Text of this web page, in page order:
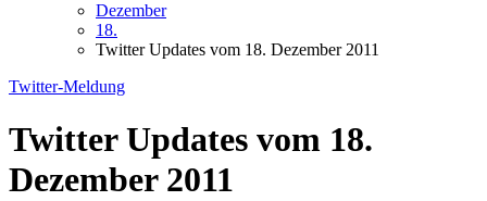
Dezember
18.
Twitter Updates vom 18. Dezember 2011
Twitter-Meldung
Twitter Updates vom 18.
Dezember 2011